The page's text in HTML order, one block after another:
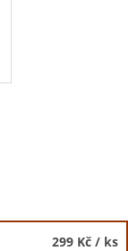
299 Kč / ks